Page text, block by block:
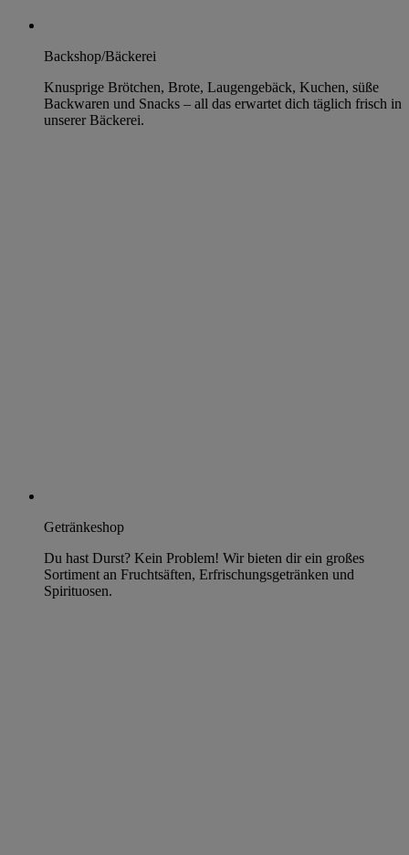
Backshop/Bäckerei
Knusprige Brötchen, Brote, Laugengebäck, Kuchen, süße
Backwaren und Snacks – all das erwartet dich täglich frisch in
unserer Bäckerei.
Getränkeshop
Du hast Durst? Kein Problem! Wir bieten dir ein großes
Sortiment an Fruchtsäften, Erfrischungsgetränken und
Spirituosen.